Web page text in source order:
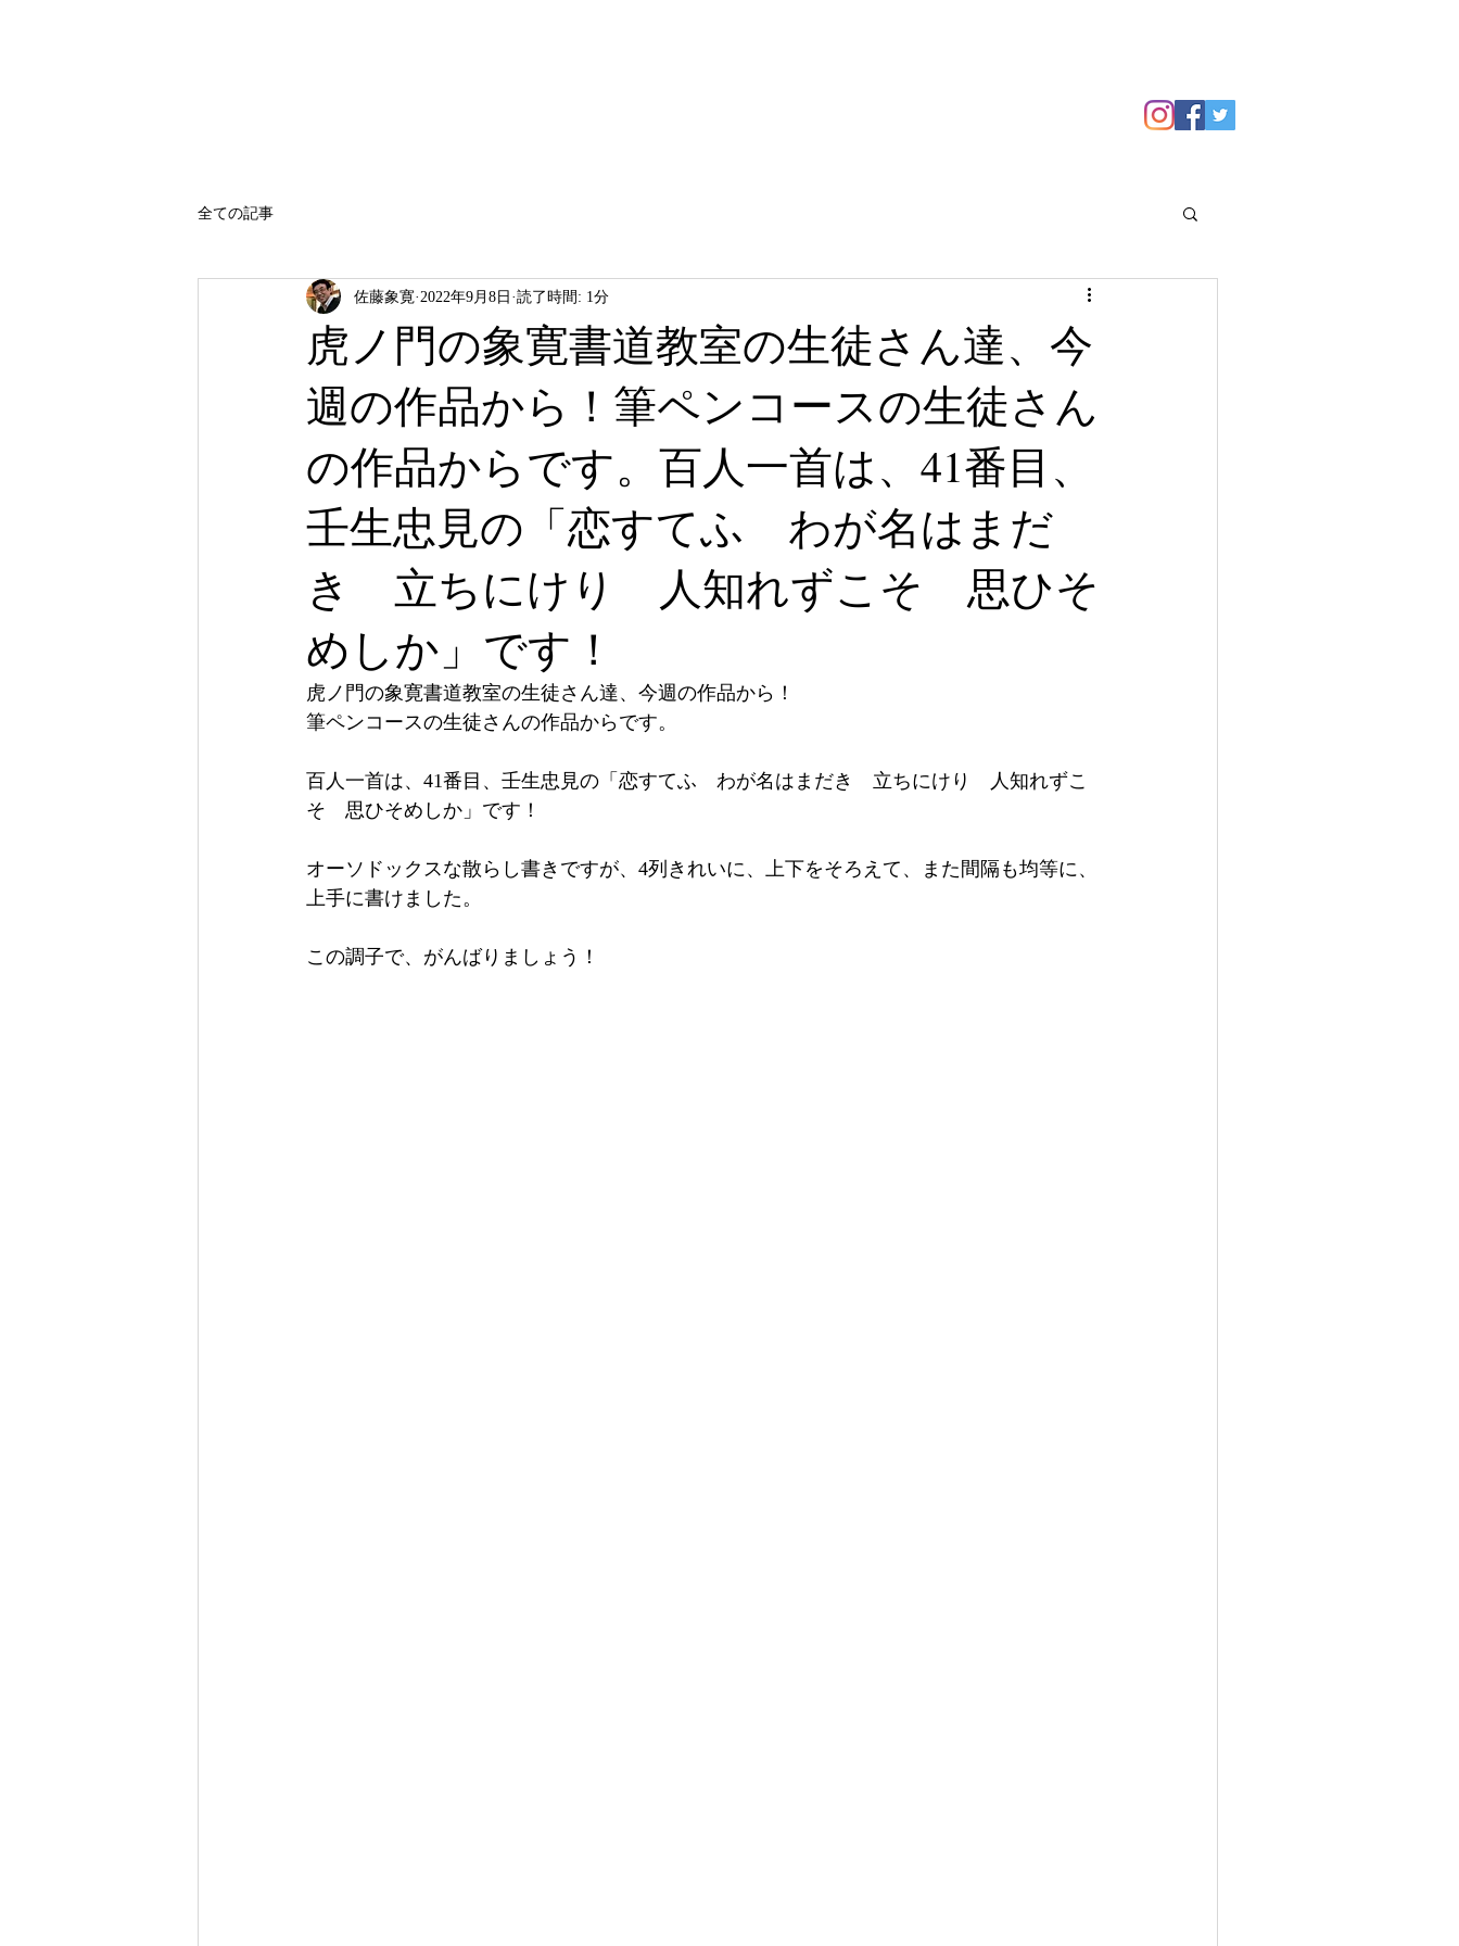
全ての記事
虎ノ門の象寛書道教室の生徒さん達、今
週の作品から！筆ペンコースの生徒さん
の作品からです。百人一首は、41番目、
壬生忠見の「恋すてふ わが名はまだ
き 立ちにけり 人知れずこそ 思ひそ
めしか」です！
佐藤象寛 2022年9月8日 読了時間: 1分
虎ノ門の象寛書道教室の生徒さん達、今週の作品から！
筆ペンコースの生徒さんの作品からです。
百人一首は、41番目、壬生忠見の「恋すてふ　わが名はまだき　立ちにけり　人知れずこ
そ　思ひそめしか」です！
オーソドックスな散らし書きですが、4列きれいに、上下をそろえて、また間隔も均等に、
上手に書けました。
この調子で、がんばりましょう！